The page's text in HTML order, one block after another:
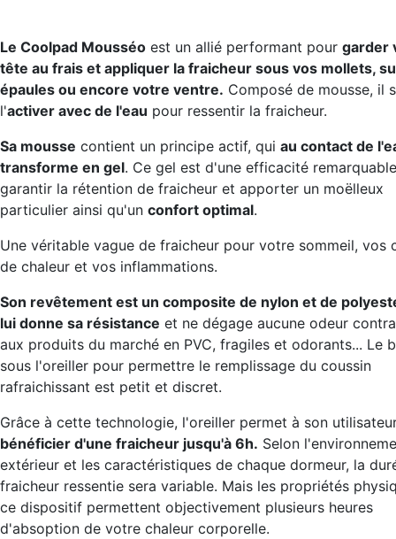
Le Coolpad Mousséo est un allié performant pour garder
tête au frais et appliquer la fraicheur sous vos mollets,
épaules ou encore votre ventre. Composé de mousse, il
l'activer avec de l'eau pour ressentir la fraicheur.
Sa mousse contient un principe actif, qui au contact de
transforme en gel. Ce gel est d'une efficacité
garantir la rétention de fraicheur et apporter un moëlleux
particulier ainsi qu'un confort optimal.
Une véritable vague de fraicheur pour votre sommeil, vos
de chaleur et vos inflammations.
Son revêtement est un composite de nylon et de
lui donne sa résistance et ne dégage aucune odeur
aux produits du marché en PVC, fragiles et odorants... Le
sous l'oreiller pour permettre le remplissage du coussin
rafraichissant est petit et discret.
Grâce à cette technologie, l'oreiller permet à son
bénéficier d'une fraicheur jusqu'à 6h. Selon
extérieur et les caractéristiques de chaque dormeur, la
fraicheur ressentie sera variable. Mais les propriétés
ce dispositif permettent objectivement plusieurs heures
d'absoption de votre chaleur corporelle.